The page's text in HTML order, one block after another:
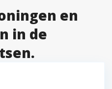
en
in de